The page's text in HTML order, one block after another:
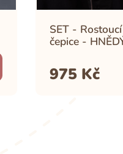
SET -
čepice -
975 Kč